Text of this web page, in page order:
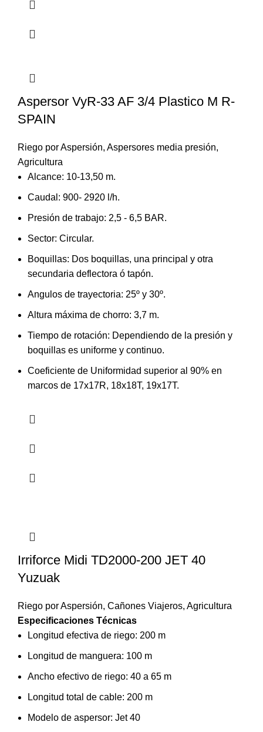
Aspersor VyR-33 AF 3/4 Plastico M R-
SPAIN
Riego por Aspersión, Aspersores media presión,
Agricultura
Alcance: 10-13,50 m.
Caudal: 900- 2920 l/h.
Presión de trabajo: 2,5 - 6,5 BAR.
Sector: Circular.
Boquillas: Dos boquillas, una principal y otra
secundaria deflectora ó tapón.
Angulos de trayectoria: 25º y 30º.
Altura máxima de chorro: 3,7 m.
Tiempo de rotación: Dependiendo de la presión y
boquillas es uniforme y continuo.
Coeficiente de Uniformidad superior al 90% en
marcos de 17x17R, 18x18T, 19x17T.
Irriforce Midi TD2000-200 JET 40
Yuzuak
Riego por Aspersión, Cañones Viajeros, Agricultura
Especificaciones Técnicas
Longitud efectiva de riego: 200 m
Longitud de manguera: 100 m
Ancho efectivo de riego: 40 a 65 m
Longitud total de cable: 200 m
Modelo de aspersor: Jet 40